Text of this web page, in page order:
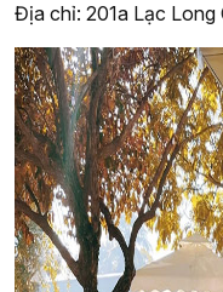
Địa chỉ: 201a Lạc Long